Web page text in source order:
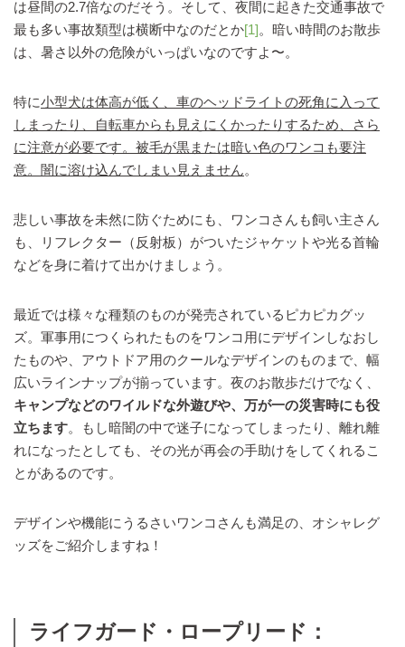
は昼間の2.7倍なのだそう。そして、夜間に起きた交通事故で
最も多い事故類型は横断中なのだとか[1]。暗い時間のお散歩
は、暑さ以外の危険がいっぱいなのですよ〜。
特に小型犬は体高が低く、車のヘッドライトの死角に入って
しまったり、自転車からも見えにくかったりするため、さら
に注意が必要です。被毛が黒または暗い色のワンコも要注
意。闇に溶け込んでしまい見えません。
悲しい事故を未然に防ぐためにも、ワンコさんも飼い主さん
も、リフレクター（反射板）がついたジャケットや光る首輪
などを身に着けて出かけましょう。
最近では様々な種類のものが発売されているピカピカグッ
ズ。軍事用につくられたものをワンコ用にデザインしなおし
たものや、アウトドア用のクールなデザインのものまで、幅
広いラインナップが揃っています。夜のお散歩だけでなく、
キャンプなどのワイルドな外遊びや、万が一の災害時にも役
立ちます。もし暗闇の中で迷子になってしまったり、離れ離
れになったとしても、その光が再会の手助けをしてくれるこ
とがあるのです。
デザインや機能にうるさいワンコさんも満足の、オシャレグ
ッズをご紹介しますね！
ライフガード・ロープリード：